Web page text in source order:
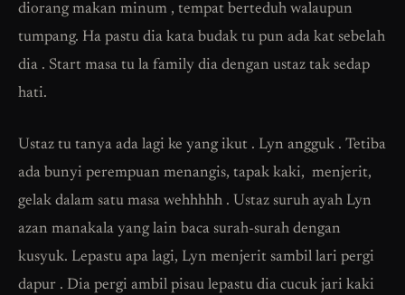
diorang makan minum , tempat berteduh walaupun
tumpang. Ha pastu dia kata budak tu pun ada kat sebelah
dia . Start masa tu la family dia dengan ustaz tak sedap
hati.
Ustaz tu tanya ada lagi ke yang ikut . Lyn angguk . Tetiba
ada bunyi perempuan menangis, tapak kaki, menjerit,
gelak dalam satu masa wehhhhh . Ustaz suruh ayah Lyn
azan manakala yang lain baca surah-surah dengan
kusyuk. Lepastu apa lagi, Lyn menjerit sambil lari pergi
dapur . Dia pergi ambil pisau lepastu dia cucuk jari kaki